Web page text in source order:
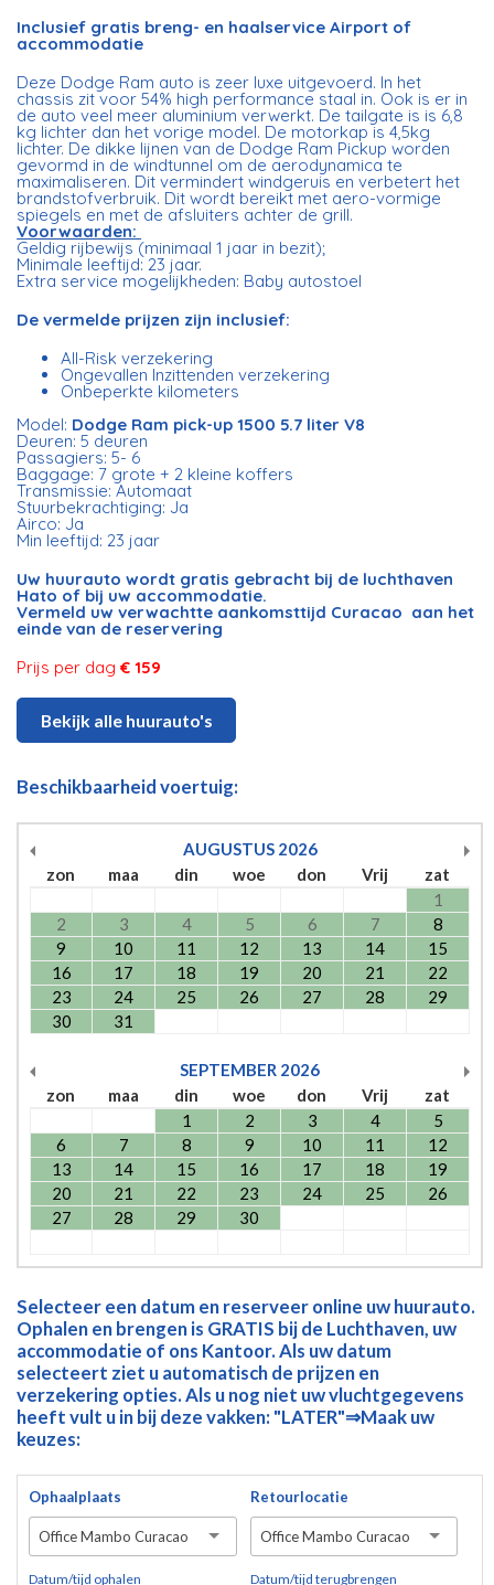
Inclusief gratis breng- en haalservice Airport of
accommodatie
Deze Dodge Ram auto is zeer luxe uitgevoerd. In het
chassis zit voor 54% high performance staal in. Ook is er in
de auto veel meer aluminium verwerkt. De tailgate is is 6,8
kg lichter dan het vorige model. De motorkap is 4,5kg
lichter. De dikke lijnen van de Dodge Ram Pickup worden
gevormd in de windtunnel om de aerodynamica te
maximaliseren. Dit vermindert windgeruis en verbetert het
brandstofverbruik. Dit wordt bereikt met aero-vormige
spiegels en met de afsluiters achter de grill.
Voorwaarden:
Geldig rijbewijs (minimaal 1 jaar in bezit);
Minimale leeftijd: 23 jaar.
Extra service mogelijkheden: Baby autostoel
De vermelde prijzen zijn inclusief:
All-Risk verzekering
Ongevallen Inzittenden verzekering
Onbeperkte kilometers
Model: Dodge Ram pick-up 1500 5.7 liter V8
Deuren: 5 deuren
Passagiers: 5- 6
Baggage: 7 grote + 2 kleine koffers
Transmissie: Automaat
Stuurbekrachtiging: Ja
Airco: Ja
Min leeftijd: 23 jaar
Uw huurauto wordt gratis gebracht bij de luchthaven
Hato of bij uw accommodatie.
Vermeld uw verwachtte aankomsttijd Curacao aan het
einde van de reservering
Prijs per dag€ 159
Bekijk alle huurauto's
Beschikbaarheid voertuig:
AUGUSTUS 2026
zon
maa din woe don Vrij
zat
1
2
3 4 5 6 7
8
9
10 11 12 13 14
15
16
17 18 19 20 21
22
23
24 25 26 27 28
29
30
31
SEPTEMBER 2026
zon
maa din woe don Vrij
zat
1
2 3 4
5
6
7 8 9 10 11
12
13
14 15 16 17 18
19
20
21 22 23 24 25
26
27
28 29 30
Selecteer een datum en reserveer online uw huurauto.
Ophalen en brengen is GRATIS bij de Luchthaven, uw
accommodatie of ons Kantoor. Als uw datum
selecteert ziet u automatisch de prijzen en
verzekering opties. Als u nog niet uw vluchtgegevens
heeft vult u in bij deze vakken: "LATER"⇒Maak uw
keuzes:
Ophaalplaats
Office Mambo Curacao
Datum/tijd ophalen
Retourlocatie
Office Mambo Curacao
Datum/tijd terugbrengen